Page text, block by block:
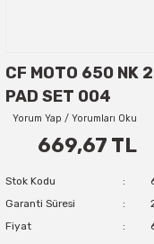
CF MOTO 650 NK
PAD SET 004
Yorum Yap / Yorumları Oku
669,67 TL
Stok Kodu
Garanti Süresi
Fiyat